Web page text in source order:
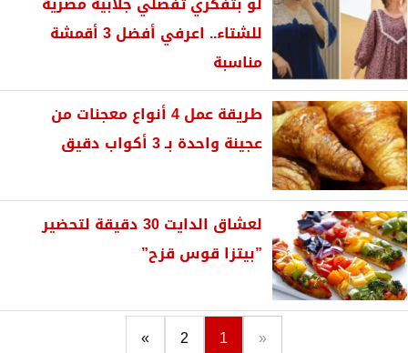
للشتاء.. اعرفي أفضل 3 أقمشة
مناسبة
طريقة عمل 4 أنواع معجنات من
عجينة واحدة بـ 3 أكواب دقيق
لعشاق الدايت 30 دقيقة لتحضير
”بيتزا قوس قزح”
«
1
2
»